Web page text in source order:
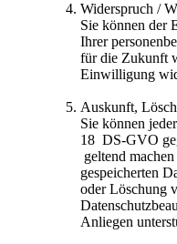
Widerspruch /
Sie können der
Ihrer
für die Zukunft
Einwilligung
Auskunft,
Sie können
18 DS-GVO
geltend
gespeicherten
oder Löschung
Anliegen